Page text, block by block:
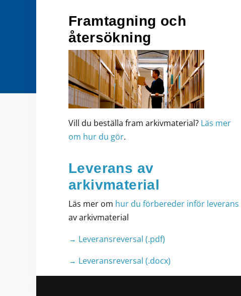
Framtagning och
återsökning
Vill du beställa fram arkivmaterial? Läs mer
om hur du gör.
Leverans av
arkivmaterial
Läs mer om hur du förbereder inför leverans
av arkivmaterial
→ Leveransreversal (.pdf)
→ Leveransreversal (.docx)